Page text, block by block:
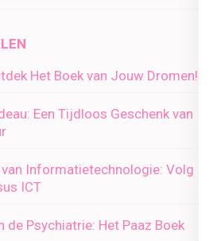
Het Boek van Jouw Dromen!
Een Tijdloos Geschenk van
Informatietechnologie: Volg
ICT
de Psychiatrie: Het Paaz Boek